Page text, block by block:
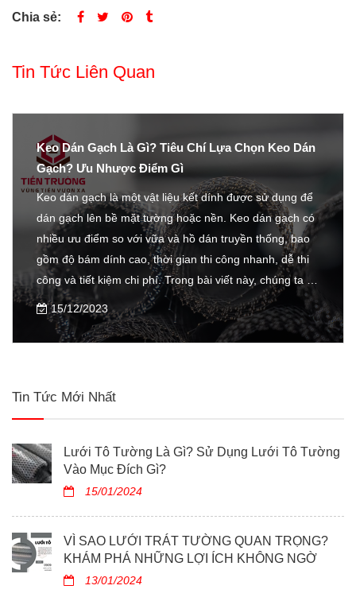
Chia sẻ:
Tin Tức Liên Quan
Keo Dán Gạch Là Gì? Tiêu Chí Lựa Chọn Keo Dán
Gạch? Ưu Nhược Điểm Gì
Keo dán gạch là một vật liệu kết dính được sử dụng để
dán gạch lên bề mặt tường hoặc nền. Keo dán gạch có
nhiều ưu điểm so với vữa và hồ dán truyền thống, bao
gồm độ bám dính cao, thời gian thi công nhanh, dễ thi
công và tiết kiệm chi phí. Trong bài viết này, chúng ta sẽ
tìm hiểu về keo dán gạch, bao gồm các loại keo dán
gạch, tiêu chí lựa chọn keo dán gạch và ưu nhược điểm
của keo dán gạch.
15/12/2023
Tin Tức Mới Nhất
Lưới Tô Tường Là Gì? Sử Dụng Lưới Tô Tường
Vào Mục Đích Gì?
15/01/2024
VÌ SAO LƯỚI TRÁT TƯỜNG QUAN TRỌNG?
KHÁM PHÁ NHỮNG LỢI ÍCH KHÔNG NGỜ
13/01/2024